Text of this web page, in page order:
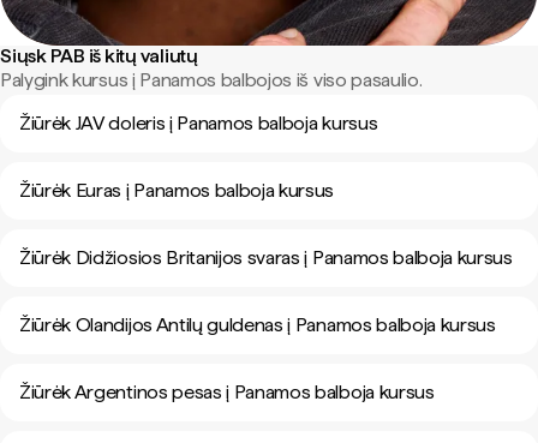
Siųsk PAB iš kitų valiutų
Palygink kursus į Panamos balbojos iš viso pasaulio.
Žiūrėk JAV doleris į Panamos balboja kursus
Žiūrėk Euras į Panamos balboja kursus
Žiūrėk Didžiosios Britanijos svaras į Panamos balboja kursus
Žiūrėk Olandijos Antilų guldenas į Panamos balboja kursus
Žiūrėk Argentinos pesas į Panamos balboja kursus